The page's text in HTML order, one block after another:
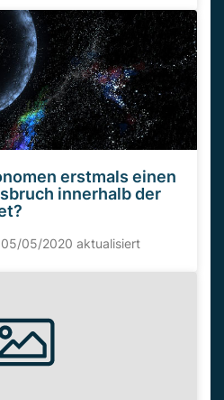
erstmals einen
innerhalb der
05/05/2020 aktualisiert